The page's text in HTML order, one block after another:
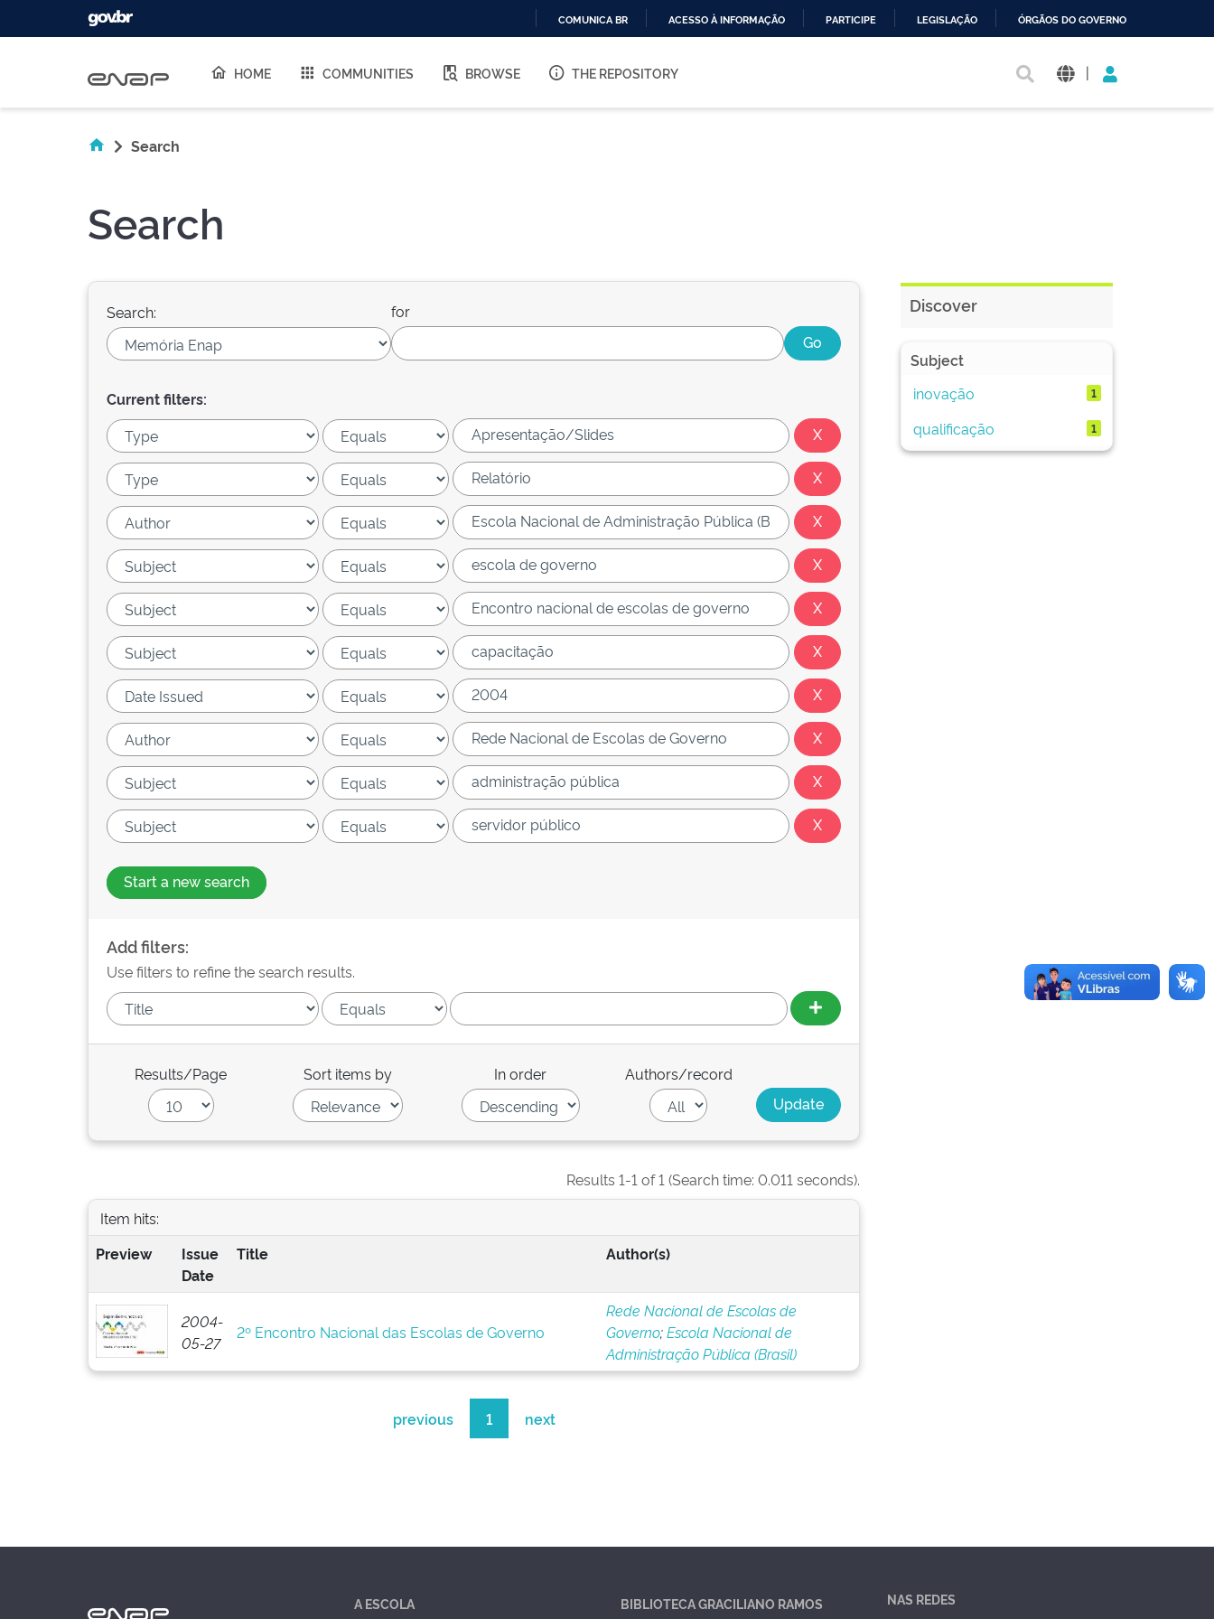
O
COMUNICA BR ACESSO À INFORMAÇÃO PARTICIPE LEGISLAÇÃO ÓRGÃOS DO GOVERNO
HOME COMMUNITIES BROWSE THE REPOSITORY |
Search
Search
Search: for
Current filters:
Start a new search
Add filters:
Use filters to refine the search results.
Results/Page Sort items by In order Authors/record
Results 1-1 of 1 (Search time: 0.011 seconds).
Item hits:
Preview
Issue
Date
Title Author(s)
2004-
05-27
2º Encontro Nacional das Escolas de Governo
Rede Nacional de Escolas de
Governo;Escola Nacional de
Administração Pública (Brasil)
previous 1 next
Discover
Subject
inovação
1
qualificação 1
A ESCOLA BIBLIOTECA GRACILIANO RAMOS NAS REDES